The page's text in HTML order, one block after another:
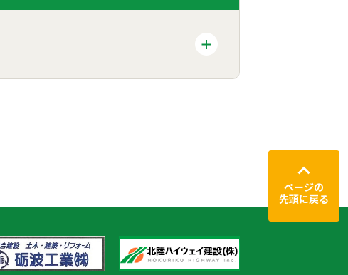
ページの
先頭に戻る